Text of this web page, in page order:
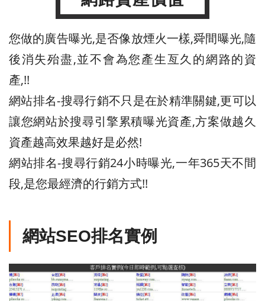
您做的廣告曝光,是否像放煙火一樣,舜間曝光,隨
後消失殆盡,並不會為您產生亙久的網路的資
產,!!
網站排名-搜尋行銷不只是在於精準關鍵,更可以
讓您網站於搜尋引擎累積曝光資產,方案做越久
資產越高效果越好是必然!
網站排名-搜尋行銷24小時曝光,一年365天不間
段,是您最經濟的行銷方式!!
網站SEO排名實例